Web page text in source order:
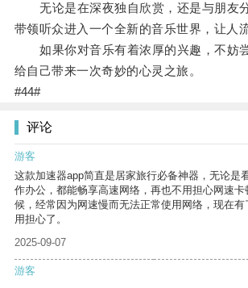
无论是在深夜独自欣赏，还是与朋友
带领听众进入一个全新的音乐世界，让人
如果你对音乐有着浓厚的兴趣，不妨尝
给自己带来一次奇妙的心灵之旅。
#44#
评论
游客
这款加速器app简直是居家旅行必备神器，无论是
作办公，都能畅享高速网络，再也不用担心网速
候，经常因为网速慢而无法正常使用网络，现在有
用担心了。
2025-09-07
游客